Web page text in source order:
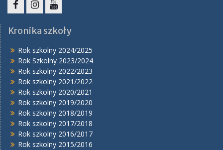
Kronika szkoły
Rok szkolny 2024/2025
Rok Szkolny 2023/2024
Rok szkolny 2022/2023
Rok szkolny 2021/2022
Rok szkolny 2020/2021
Rok szkolny 2019/2020
Rok szkolny 2018/2019
Rok szkolny 2017/2018
Rok szkolny 2016/2017
Rok szkolny 2015/2016